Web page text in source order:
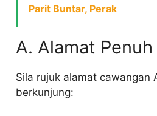
Parit Buntar, Perak
A. Alamat
Sila rujuk alamat cawangan
berkunjung: